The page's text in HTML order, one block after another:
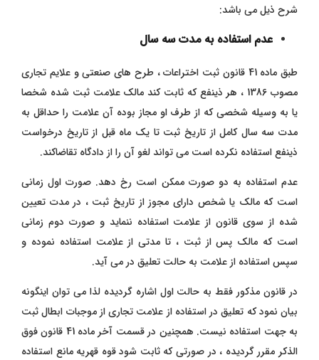
شرح ذیل می باشد:
عدم استفاده به مدت سه سال
طبق ماده 41 قانون ثبت اختراعات ، طرح های صنعتی و علایم تجاری
مصوب 1386 ، هر ذینفع که ثابت کند مالک علامت ثبت شده شخصا
یا به وسیله شخصی که از طرف او مجاز بوده آن علامت را حداقل به
مدت سه سال کامل از تاریخ ثبت تا یک ماه قبل از تاریخ درخواست
ذینفع استفاده نکرده است می تواند لغو آن را از دادگاه تقاضاکند.
عدم استفاده به دو صورت ممکن است رخ دهد. صورت اول زمانی
است که مالک یا شخص دارای مجوز از تاریخ ثبت ، در مدت تعیین
شده از سوی قانون از علامت استفاده ننماید و صورت دوم زمانی
است که مالک پس از ثبت ، تا مدتی از علامت استفاده نموده و
سپس استفاده از علامت به حالت تعلیق در می آید.
در قانون مذکور فقط به حالت اول اشاره گردیده لذا می توان اینگونه
بیان نمود که تعلیق در استفاده از علامت تجاری از موجبات ابطال ثبت
به جهت استفاده نیست. همچنین در قسمت آخر ماده 41 قانون فوق
الذکر مقرر گردیده ، در صورتی که ثابت شود قوه قهریه مانع استفاده